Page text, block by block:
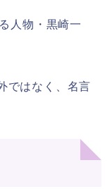
人物・黒崎一
ではなく、名言